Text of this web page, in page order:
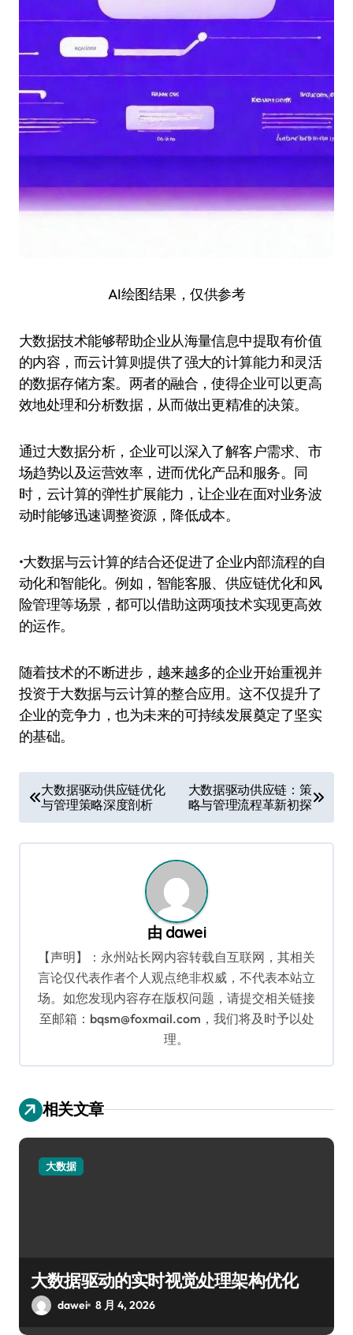
AI绘图结果，仅供参考
大数据技术能够帮助企业从海量信息中提取有价值
的内容，而云计算则提供了强大的计算能力和灵活
的数据存储方案。两者的融合，使得企业可以更高
效地处理和分析数据，从而做出更精准的决策。
通过大数据分析，企业可以深入了解客户需求、市
场趋势以及运营效率，进而优化产品和服务。同
时，云计算的弹性扩展能力，让企业在面对业务波
动时能够迅速调整资源，降低成本。
•大数据与云计算的结合还促进了企业内部流程的自
动化和智能化。例如，智能客服、供应链优化和风
险管理等场景，都可以借助这两项技术实现更高效
的运作。
随着技术的不断进步，越来越多的企业开始重视并
投资于大数据与云计算的整合应用。这不仅提升了
企业的竞争力，也为未来的可持续发展奠定了坚实
的基础。
章
导
大数据驱动供应链优化
与管理策略深度剖析
大数据驱动供应链：策
略与管理流程革新初探
由 dawei
【声明】：永州站长网内容转载自互联网，其相关
言论仅代表作者个人观点绝非权威，不代表本站立
场。如您发现内容存在版权问题，请提交相关链接
至邮箱：bqsm@foxmail.com，我们将及时予以处
理。
相关文章
大数据
大数据驱动的实时视觉处理架构优化
dawei 8 月 4, 2026